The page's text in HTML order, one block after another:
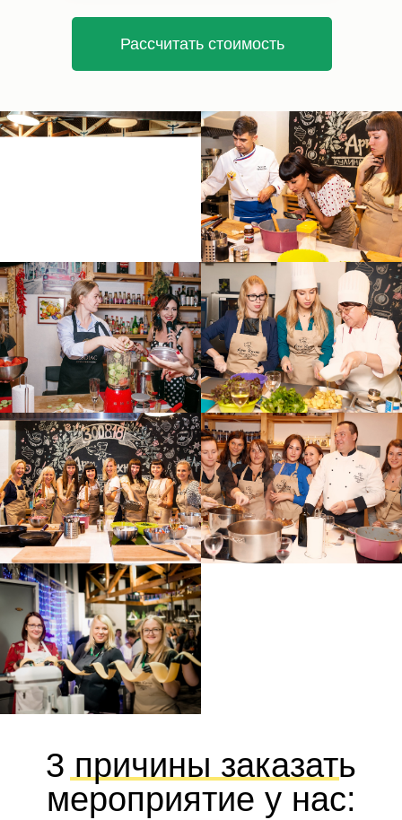
Рассчитать стоимость
3 причины заказать
мероприятие у нас: